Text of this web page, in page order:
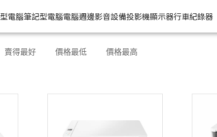
推薦好友回饋
按功能
多功能事務機
單功能掃描器
電腦
工作站電腦
商務電腦
Elite系列
筆記型電腦
系列
列
商用筆電
Elitebook 系列
ZBook 系列
OMEN
電腦週邊
儲存裝置
影音設備
耳機
無線耳機
投影機
簡報筆
顯示器行車紀錄器
賣得最好 價格最低 價格最高